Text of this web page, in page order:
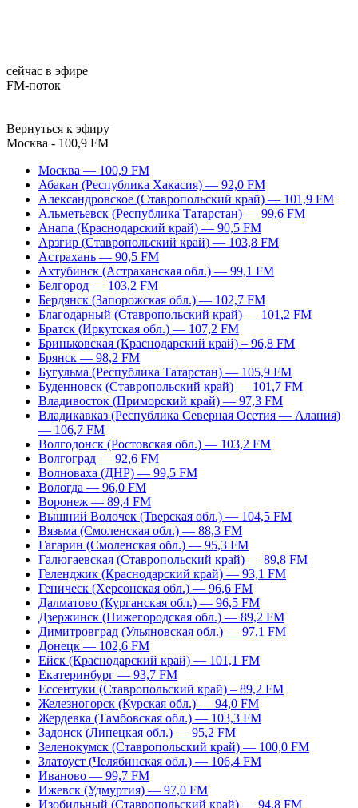
сейчас в эфире
FM-поток
Вернуться к эфиру
Москва - 100,9 FM
Москва — 100,9 FM
Абакан (Республика Хакасия) — 92,0 FM
Александровское (Ставропольский край) — 101,9 FM
Альметьевск (Республика Татарстан) — 99,6 FM
Анапа (Краснодарский край) — 90,5 FM
Арзгир (Ставропольский край) — 103,8 FM
Астрахань — 90,5 FM
Ахтубинск (Астраханская обл.) — 99,1 FM
Белгород — 103,2 FM
Бердянск (Запорожская обл.) — 102,7 FM
Благодарный (Ставропольский край) — 101,2 FM
Братск (Иркутская обл.) — 107,2 FM
Бриньковская (Краснодарский край) – 96,8 FM
Брянск — 98,2 FM
Бугульма (Республика Татарстан) — 105,9 FM
Буденновск (Ставропольский край) — 101,7 FM
Владивосток (Приморский край) — 97,3 FM
Владикавказ (Республика Северная Осетия — Алания)
— 106,7 FM
Волгодонск (Ростовская обл.) — 103,2 FM
Волгоград — 92,6 FM
Волноваха (ДНР) — 99,5 FM
Вологда — 96,0 FM
Воронеж — 89,4 FM
Вышний Волочек (Тверская обл.) — 104,5 FM
Вязьма (Смоленская обл.) — 88,3 FM
Гагарин (Смоленская обл.) — 95,3 FM
Галюгаевская (Ставропольский край) — 89,8 FM
Геленджик (Краснодарский край) — 93,1 FM
Геническ (Херсонская обл.) — 96,6 FM
Далматово (Курганская обл.) — 96,5 FM
Дзержинск (Нижегородская обл.) — 89,2 FM
Димитровград (Ульяновская обл.) — 97,1 FM
Донецк — 102,6 FM
Ейск (Краснодарский край) — 101,1 FM
Екатеринбург — 93,7 FM
Ессентуки (Ставропольский край) – 89,2 FM
Железногорск (Курская обл.) — 94,0 FM
Жердевка (Тамбовская обл.) — 103,3 FM
Задонск (Липецкая обл.) — 95,2 FM
Зеленокумск (Ставропольский край) — 100,0 FM
Златоуст (Челябинская обл.) — 106,4 FM
Иваново — 99,7 FM
Ижевск (Удмуртия) — 97,0 FM
Изобильный (Ставропольский край) — 94,8 FM